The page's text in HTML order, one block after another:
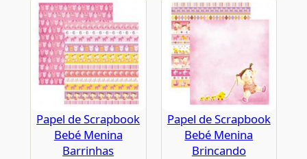
Papel de Scrapbook
Bebé Menina
Barrinhas
Papel de Scrapbook
Bebé Menina
Brincando